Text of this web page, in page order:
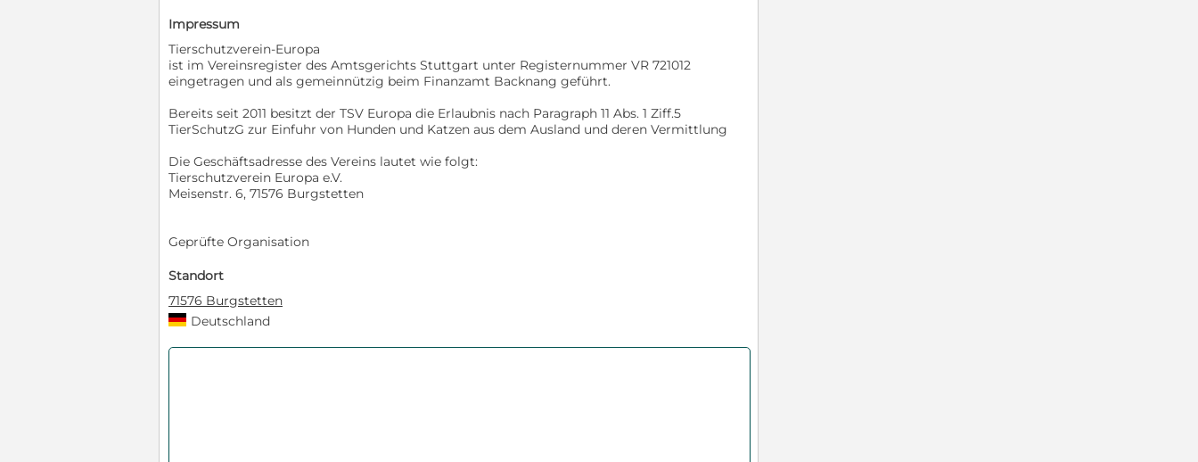
Impressum
Tierschutzverein-Europa
ist im Vereinsregister des Amtsgerichts Stuttgart unter Registernummer VR 721012
eingetragen und als gemeinnützig beim Finanzamt Backnang geführt.
Bereits seit 2011 besitzt der TSV Europa die Erlaubnis nach Paragraph 11 Abs. 1 Ziff.5
TierSchutzG zur Einfuhr von Hunden und Katzen aus dem Ausland und deren Vermittlung
Die Geschäftsadresse des Vereins lautet wie folgt:
Tierschutzverein Europa e.V.
Meisenstr. 6, 71576 Burgstetten
Geprüfte Organisation
Standort
71576 Burgstetten
Deutschland